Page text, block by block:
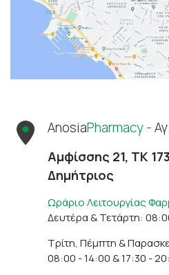
AnosiaPharmacy -
Αμφίσσης 21, ΤΚ
Δημήτριος
Ωράριο Λειτουργίας
Δευτέρα & Τετάρτη:
Τρίτη, Πέμπτη &
08:00 - 14:00 & 17:30 -